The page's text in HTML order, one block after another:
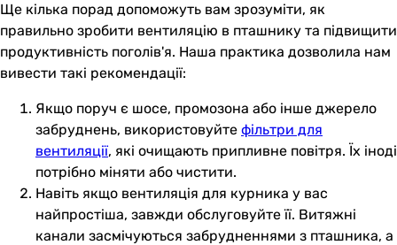
Ще кілька порад допоможуть вам зрозуміти, як
правильно зробити вентиляцію в пташнику та підвищити
продуктивність поголів'я. Наша практика дозволила нам
вивести такі рекомендації:
Якщо поруч є шосе, промозона або інше джерело
забруднень, використовуйте фільтри для
вентиляції, які очищають припливне повітря. Їх іноді
потрібно міняти або чистити.
Навіть якщо вентиляція для курника у вас
найпростіша, завжди обслуговуйте її. Витяжні
канали засмічуються забрудненнями з пташника, а